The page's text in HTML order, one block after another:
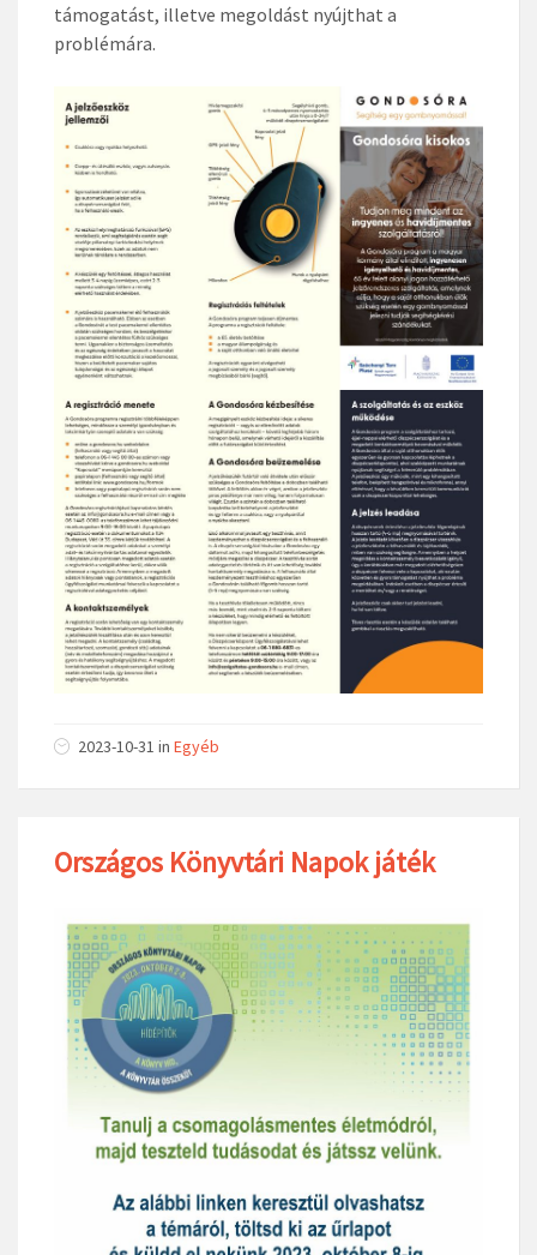
támogatást, illetve megoldást nyújthat a
problémára.
2023-10-31 in Egyéb
Országos Könyvtári Napok játék